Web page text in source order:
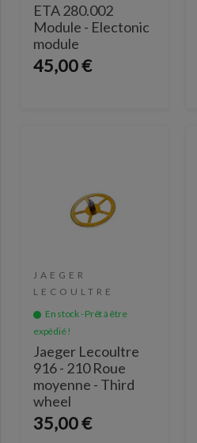
ETA 280.002
Module - Electonic
module
45,00 €
JAEGER
LECOULTRE
En stock - Prêt à être
expédié !
Jaeger Lecoultre
916 - 210 Roue
moyenne - Third
wheel
35,00 €